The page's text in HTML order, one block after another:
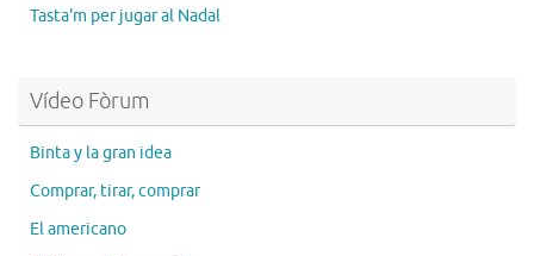
Tasta'm per jugar al Nadal
Vídeo Fòrum
Binta y la gran idea
Comprar, tirar, comprar
El americano